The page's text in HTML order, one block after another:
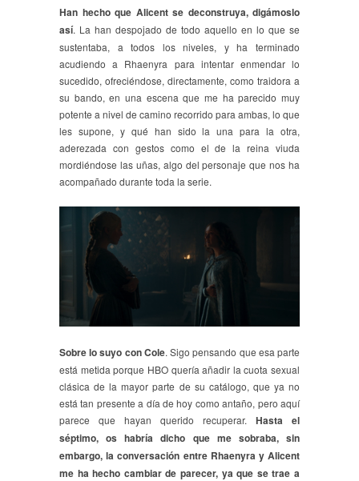
Han hecho que Alicent se deconstruya, digámoslo
así. La han despojado de todo aquello en lo que se
sustentaba, a todos los niveles, y ha terminado
acudiendo a Rhaenyra para intentar enmendar lo
sucedido, ofreciéndose, directamente, como traidora a
su bando, en una escena que me ha parecido muy
potente a nivel de camino recorrido para ambas, lo que
les supone, y qué han sido la una para la otra,
aderezada con gestos como el de la reina viuda
mordiéndose las uñas, algo del personaje que nos ha
acompañado durante toda la serie.
Sobre lo suyo con Cole. Sigo pensando que esa parte
está metida porque HBO quería añadir la cuota sexual
clásica de la mayor parte de su catálogo, que ya no
está tan presente a día de hoy como antaño, pero aquí
parece que hayan querido recuperar. Hasta el
séptimo, os habría dicho que me sobraba, sin
embargo, la conversación entre Rhaenyra y Alicent
me ha hecho cambiar de parecer, ya que se trae a